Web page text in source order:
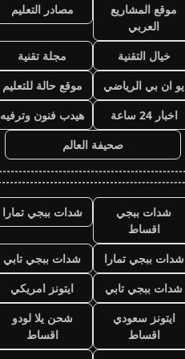
موقع المشاريع
العربي
مصادر التعليم
خيال التقنية
مجلة تقنية
يو ان بي الرياضي
موقع حالة للتعليم
اخبار 24 ساعة
هيدب فنون وترفيه
صحيفة العالم
شدات ببجي
اقساط
شدات ببجي تمارا
شدات ببجي تمارا
شدات ببجي تابي
شدات ببجي تابي
ايتونز امريكي
ايتونز سعودي
اقساط
شحن يلا لودو
اقساط